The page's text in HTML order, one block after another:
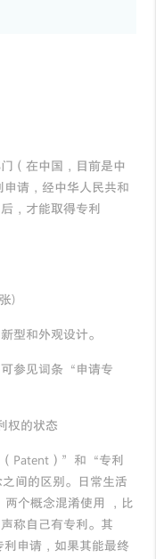
（在中国，目前是中
请，经中华人民共和
，才能取得专利
)
和外观设计。
参见词条“申请专
权的状态
Patent）”和“专利
间的区别。日常生活
个概念混淆使用 ，比
称自己有专利。其
申请，如果其能最终